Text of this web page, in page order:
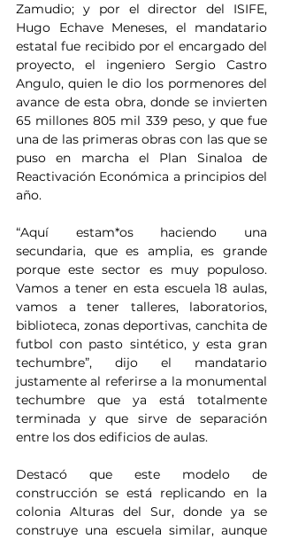
Zamudio; y por el director del ISIFE,
Hugo Echave Meneses, el mandatario
estatal fue recibido por el encargado del
proyecto, el ingeniero Sergio Castro
Angulo, quien le dio los pormenores del
avance de esta obra, donde se invierten
65 millones 805 mil 339 peso, y que fue
una de las primeras obras con las que se
puso en marcha el Plan Sinaloa de
Reactivación Económica a principios del
año.
“Aquí estam*os haciendo una
secundaria, que es amplia, es grande
porque este sector es muy populoso.
Vamos a tener en esta escuela 18 aulas,
vamos a tener talleres, laboratorios,
biblioteca, zonas deportivas, canchita de
futbol con pasto sintético, y esta gran
techumbre”, dijo el mandatario
justamente al referirse a la monumental
techumbre que ya está totalmente
terminada y que sirve de separación
entre los dos edificios de aulas.
Destacó que este modelo de
construcción se está replicando en la
colonia Alturas del Sur, donde ya se
construye una escuela similar, aunque